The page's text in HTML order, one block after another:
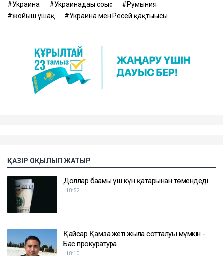
Украина Украинадағы соғыс
Румыния
жойғыш ұшақ
Украина мен Ресей қақтығысы